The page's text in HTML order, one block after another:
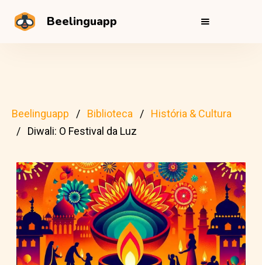
Beelinguapp
Beelinguapp Biblioteca
História & Cultura
Diwali: O Festival da Luz